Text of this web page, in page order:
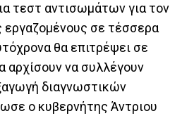
τεστ αντισωμάτων για τον
εργαζομένους σε τέσσερα
θα επιτρέψει σε
αρχίσουν να συλλέγουν
διαγνωστικών
ο κυβερνήτης Άντριου